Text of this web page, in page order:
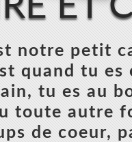
notre petit
quand tu es
tu es au
toute autre
de coeur,